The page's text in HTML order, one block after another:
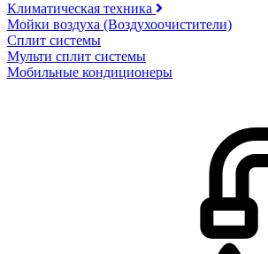
Климатическая техника
Мойки воздуха (Воздухоочистители)
Сплит системы
Мульти сплит системы
Мобильные кондиционеры